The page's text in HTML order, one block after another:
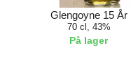
Glengoyne 15 År
70 cl, 43%
På lager